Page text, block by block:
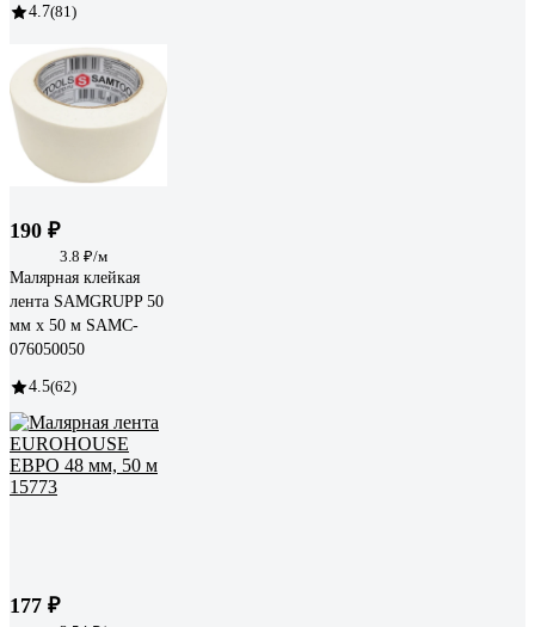
4.7(81)
190 ₽
3.8 ₽/м
Малярная клейкая
лента SAMGRUPP 50
мм х 50 м SAMC-
076050050
4.5(62)
177 ₽